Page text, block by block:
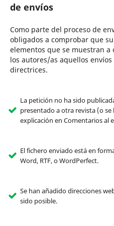
de envíos
Como parte del proceso de
obligados a comprobar que
elementos que se muestran a
los autores/as aquellos
directrices.
La petición no ha sido
presentado a otra revista (o
explicación en Comentarios al
El fichero enviado está en
Word, RTF, o WordPerfect.
Se han añadido direcciones
sido posible.